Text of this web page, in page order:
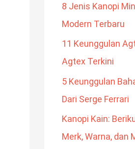
8 Jenis Kanopi
Modern Terbaru
11 Keunggulan
Agtex Terkini
5 Keunggulan
Dari Serge Ferrari
Kanopi Kain:
Merk, Warna, dan